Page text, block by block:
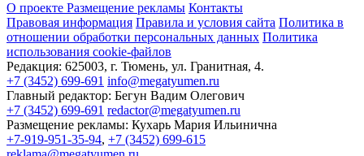
О проекте Размещение рекламы Контакты
Правовая информация Правила и условия сайта Политика в
отношении обработки персональных данных Политика
использования cookie-файлов
Редакция: 625003, г. Тюмень, ул. Гранитная, 4.
+7 (3452) 699-691 info@megatyumen.ru
Главный редактор: Бегун Вадим Олегович
+7 (3452) 699-691 redactor@megatyumen.ru
Размещение рекламы: Кухарь Мария Ильинична
+7-919-951-35-94, +7 (3452) 699-615